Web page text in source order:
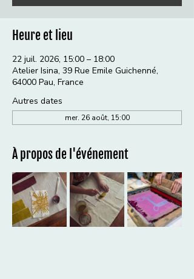
Heure et lieu
22 juil. 2026, 15:00 – 18:00
Atelier Isina, 39 Rue Emile Guichenné,
64000 Pau, France
Autres dates
mer. 26 août, 15:00
À propos de l'événement